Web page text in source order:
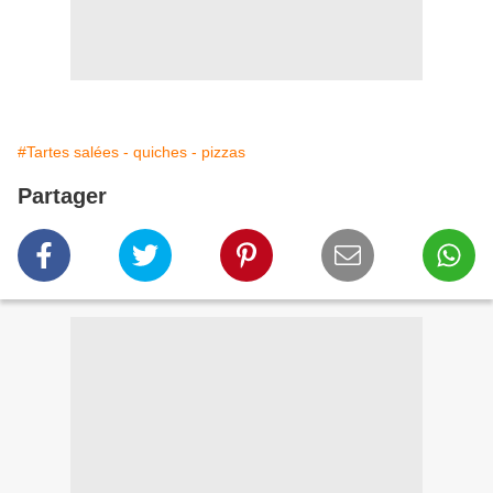
#Tartes salées - quiches - pizzas
Partager